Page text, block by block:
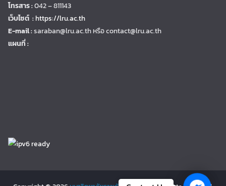
โทรสาร :042 – 811143
เว็บไซต์ :https://lru.ac.th
E-mail :saraban@lru.ac.thหรือ contact@lru.ac.th
แผนที่ :